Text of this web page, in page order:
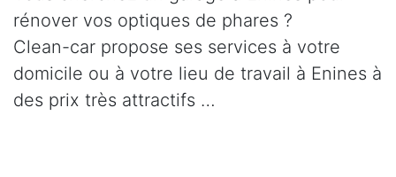
rénover vos optiques de phares ?
Clean-car propose ses services à votre
domicile ou à votre lieu de travail à Enines à
des prix très attractifs …